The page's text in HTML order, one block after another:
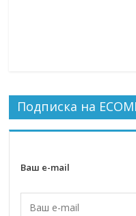
Подписка на
Ваш e-mail